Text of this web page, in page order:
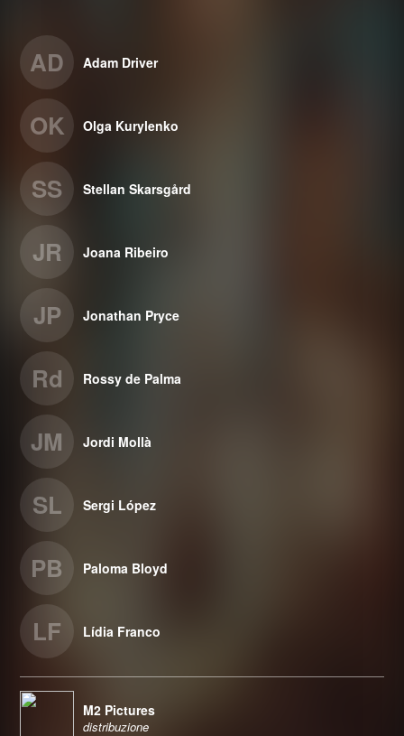
AD Adam Driver
OK Olga Kurylenko
SS Stellan Skarsgård
JR Joana Ribeiro
JP Jonathan Pryce
Rd Rossy de Palma
JM Jordi Mollà
SL Sergi López
PB Paloma Bloyd
LF Lídia Franco
M2 Pictures
distribuzione